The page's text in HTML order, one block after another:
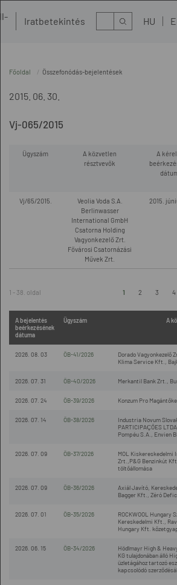
Iratbetekintés Kereső HU
Főoldal Összefonódás-bejelentések
2015. 06. 30.
Vj-065/2015
Ügyszám
A közvetlen
résztvevők
A
Vj/65/2015.
Veolia Voda S.A.
Berlinwasser
International GmbH
Csatorna Holding
Vagyonkezelő Zrt.
Fővárosi Csatornázási
Művek Zrt.
2015.
1 - 38. oldal 1 2 3 4
A bejelentés
beérkezésének
dátuma
Ügyszám A
2026. 08. 03 ÖB-41/2026
Dorado Vagyonkezelő
Klima Service Kft.,
2026. 07. 31 ÖB-40/2026 Merkantil Bank Zrt.,
2026. 07. 24 ÖB-39/2026 Konzum Pro
2026. 07. 14 ÖB-38/2026
Industria Novum
PARTICIPAÇÕES
Pompéu S.A., Envien
2026. 07. 09 ÖB-37/2026
MOL Kiskereskedelmi
Zrt.,P&G Benzinkút
töltőállomása
2026. 07. 09 ÖB-36/2026
Axiál Javító,
Bagger Kft., Zéró
2026. 07. 01 ÖB-35/2026
ROCKWOOL Hungary
Kereskedelmi Kft.,
Hungary Kft.
2026. 06. 15 ÖB-34/2026
Hödlmayr High &
KG tulajdonában álló
üzletágához tartozó
kapcsolódó